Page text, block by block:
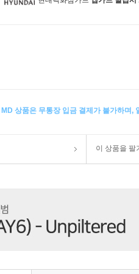
MD 상품은 무통장 입금 결제가 불가하며,
이 상품을 팔